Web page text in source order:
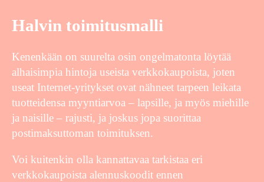
Halvin toimitusmalli
Kenenkään on suurelta osin ongelmatonta löytää
alhaisimpia hintoja useista verkkokaupoista, joten
useat Internet-yritykset ovat nähneet tarpeen leikata
tuotteidensa myyntiarvoa – lapsille, ja myös miehille
ja naisille – rajusti, ja joskus jopa suorittaa
postimaksuttoman toimituksen.
Voi kuitenkin olla kannattavaa tarkistaa eri
verkkokaupoista alennuskoodit ennen